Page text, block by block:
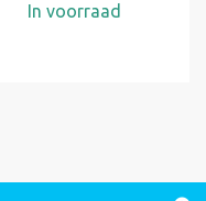
In voorraad